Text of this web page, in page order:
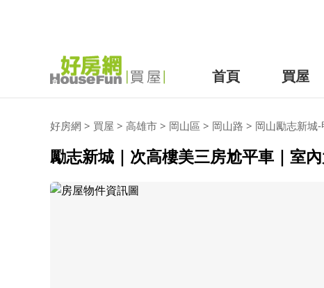
首頁 買屋
好房網 > 買屋 > 高雄市 > 岡山區 > 岡山路 > 岡山勵志新城-
勵志新城｜次高樓美三房尬平車｜室